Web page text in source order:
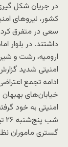
در جریان شکل
کشور، نیروهای
سعی در متفرق
داشتند. در بلوار
ارومیه، رشت و
امنیتی شدید
خیابان‌های
امنیتی به خود
گستری ماموران